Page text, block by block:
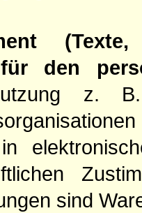
den
z.
in
sind